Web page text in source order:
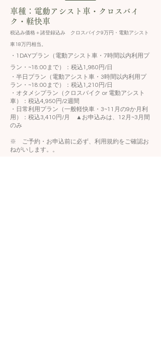
車種：電動アシスト車・クロスバイ
ク・軽快車
​税込み価格＋諸登録込み クロスバイク9万円・電動アシスト
車18万円相当。
​・1DAYプラン（電動アシスト車・7時間以内利用プ
ラン・~18:00まで）：税込1,980円/日
・半日プラン（電動アシスト車・3時間以内利用プ
ラン・~18:00まで）：税込1 ,21 0円/日
・オタメシプラン（クロスバイク or 電動アシスト
車）：税込4,950円/2週間
・日常利用プラン（一般軽快車・3~11月の9か月利
用 ）：税込3,410円/月 ▲お申込みは、12月~3月間
のみ
​※ ご予約・お申込前に必ず、利用規約をご確認お
ねがいします。。